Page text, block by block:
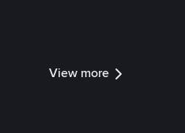
View more